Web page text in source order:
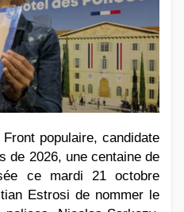
populaire, candidate
de 2026, une centaine de
ce mardi 21 octobre
Estrosi de nommer le